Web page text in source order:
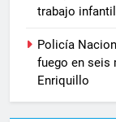
trabajo infantil
Policía
fuego en seis
Enriquillo